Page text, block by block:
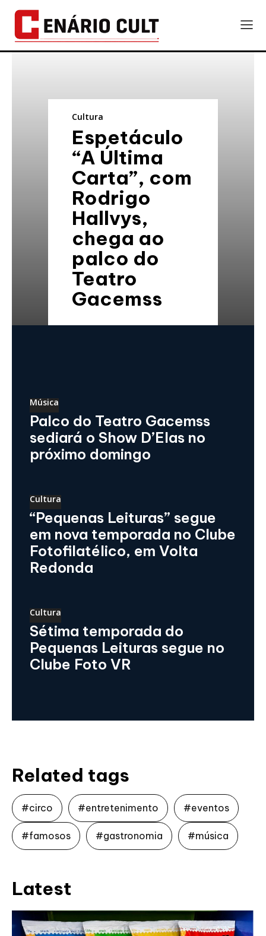
Cultura
Espetáculo
“A Última
Carta”, com
Rodrigo
Hallvys,
chega ao
palco do
Teatro
Gacemss
Música
Palco do Teatro Gacemss
sediará o Show D’Elas no
próximo domingo
Cultura
“Pequenas Leituras” segue
em nova temporada no Clube
Fotofilatélico, em Volta
Redonda
Cultura
Sétima temporada do
Pequenas Leituras segue no
Clube Foto VR
Related tags
#circo #entretenimento #eventos
#famosos #gastronomia #música
Latest